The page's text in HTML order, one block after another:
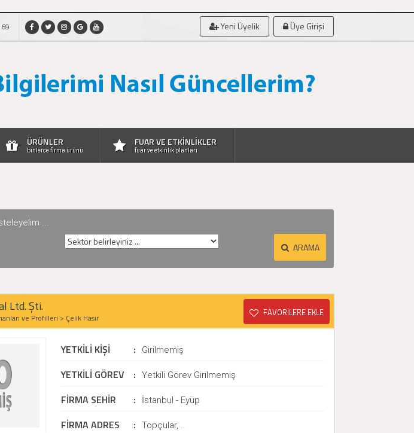
Yeni Üyelik Üye Girişi
ÜRÜNLER
binlerce firma ürünü
FUAR VE ETKİNLİKLER
fuar ve etkinlik planları
...
ARAMA
Ltd. Şti.
ve Profilleri > Çelik Hasır FAVORİLERE EKLE
YETKİLİ KİŞİ : Girilmemiş
YETKİLİ GÖREV : Yetkili Görev Girilmemiş
FİRMA SEHİR : İstanbul - Eyüp
FİRMA ADRES : Topçular, ..